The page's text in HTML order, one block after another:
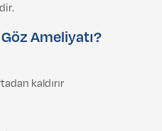
Ameliyatı?
kaldırır